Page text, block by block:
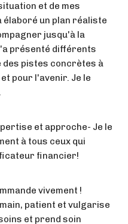
et de mes
élaboré un plan réaliste
jusqu'à la
présenté différents
des pistes concrètes à
pour l'avenir. Je le
et approche- Je le
à tous ceux qui
financier!
vivement !
patient et vulgarise
et prend soin